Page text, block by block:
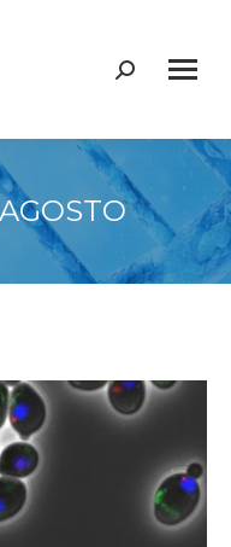
Buscar: